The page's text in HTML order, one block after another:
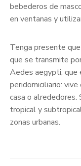
bebederos de
en ventanas y
Tenga presente
que se transmite
Aedes aegypti, que
peridomiciliario:
casa o alrededores.
tropical y
zonas urbanas.